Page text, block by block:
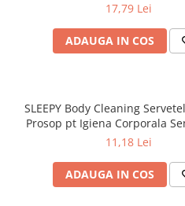
17,79 Lei
ADAUGA IN COS
SLEEPY Body Cleaning
Prosop pt Igiena Corporala
50 buc
11,18 Lei
ADAUGA IN COS